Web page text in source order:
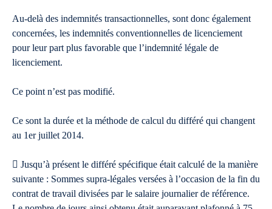
Au-delà des indemnités transactionnelles, sont donc également
concernées, les indemnités conventionnelles de licenciement
pour leur part plus favorable que l’indemnité légale de
licenciement.
Ce point n’est pas modifié.
Ce sont la durée et la méthode de calcul du différé qui changent
au 1er juillet 2014.
 Jusqu’à présent le différé spécifique était calculé de la manière
suivante : Sommes supra-légales versées à l’occasion de la fin du
contrat de travail divisées par le salaire journalier de référence.